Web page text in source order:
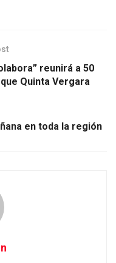
reunirá a 50
Quinta Vergara
en toda la región